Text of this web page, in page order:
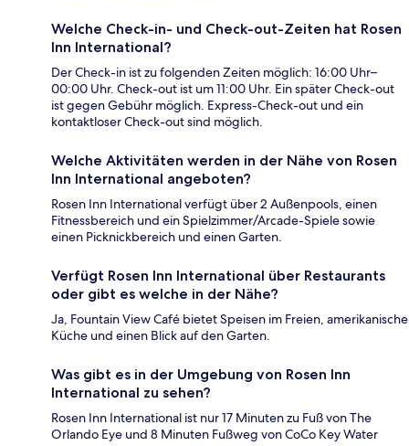
Welche Check-in- und Check-out-Zeiten hat Rosen
Inn International?
Der Check-in ist zu folgenden Zeiten möglich: 16:00 Uhr–
00:00 Uhr. Check-out ist um 11:00 Uhr. Ein später Check-out
ist gegen Gebühr möglich. Express-Check-out und ein
kontaktloser Check-out sind möglich.
Welche Aktivitäten werden in der Nähe von Rosen
Inn International angeboten?
Rosen Inn International verfügt über 2 Außenpools, einen
Fitnessbereich und ein Spielzimmer/Arcade-Spiele sowie
einen Picknickbereich und einen Garten.
Verfügt Rosen Inn International über Restaurants
oder gibt es welche in der Nähe?
Ja, Fountain View Café bietet Speisen im Freien, amerikanische
Küche und einen Blick auf den Garten.
Was gibt es in der Umgebung von Rosen Inn
International zu sehen?
Rosen Inn International ist nur 17 Minuten zu Fuß von The
Orlando Eye und 8 Minuten Fußweg von CoCo Key Water